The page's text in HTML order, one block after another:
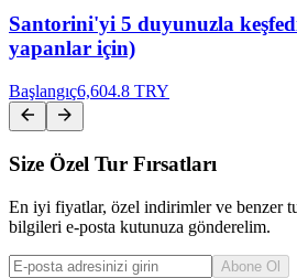
Santorini'yi 5 duyunuzla
yapanlar için)
Başlangıç6,604.8 TRY
Size Özel Tur Fırsatları
En iyi fiyatlar, özel indirimler ve benzer
bilgileri e-posta kutunuza gönderelim.
Abone Ol